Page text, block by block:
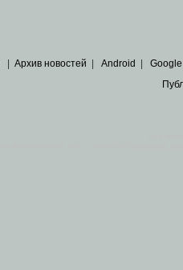
| Архив новостей | Android | Google